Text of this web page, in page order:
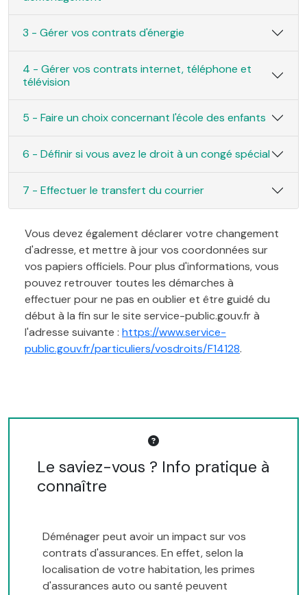
3 - Gérer vos contrats d'énergie
4 - Gérer vos contrats internet, téléphone et
télévision
5 - Faire un choix concernant l'école des enfants
6 - Définir si vous avez le droit à un congé spécial
7 - Effectuer le transfert du courrier
Vous devez également déclarer votre changement
d'adresse, et mettre à jour vos coordonnées sur
vos papiers officiels. Pour plus d'informations, vous
pouvez retrouver toutes les démarches à
effectuer pour ne pas en oublier et être guidé du
début à la fin sur le site service-public.gouv.fr à
l'adresse suivante : https://www.service-
public.gouv.fr/particuliers/vosdroits/F14128.
Le saviez-vous ? Info pratique à
connaître
Déménager peut avoir un impact sur vos
contrats d'assurances. En effet, selon la
localisation de votre habitation, les primes
d'assurances auto ou santé peuvent